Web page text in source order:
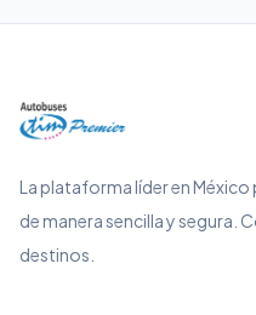
La plataforma líder en México
de manera sencilla y segura.
destinos.